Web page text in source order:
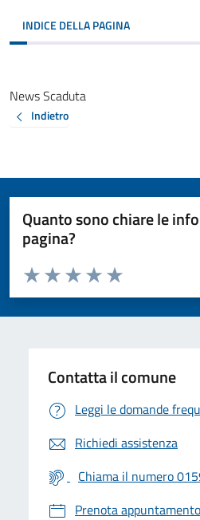
INDICE DELLA PAGINA
News Scaduta
Indietro
Quanto sono chiare le
pagina?
Valuta da 1 a 5 stelle la pagina
Valuta 5 stelle
Valuta 4 stelle su 5
Valuta 3 stelle su 5
Valuta 2 stelle su 5
Valuta 1 stelle su 5
Contatta il comune
Leggi le domande
Richiedi assistenza
Chiama il numero
Prenota appuntamento